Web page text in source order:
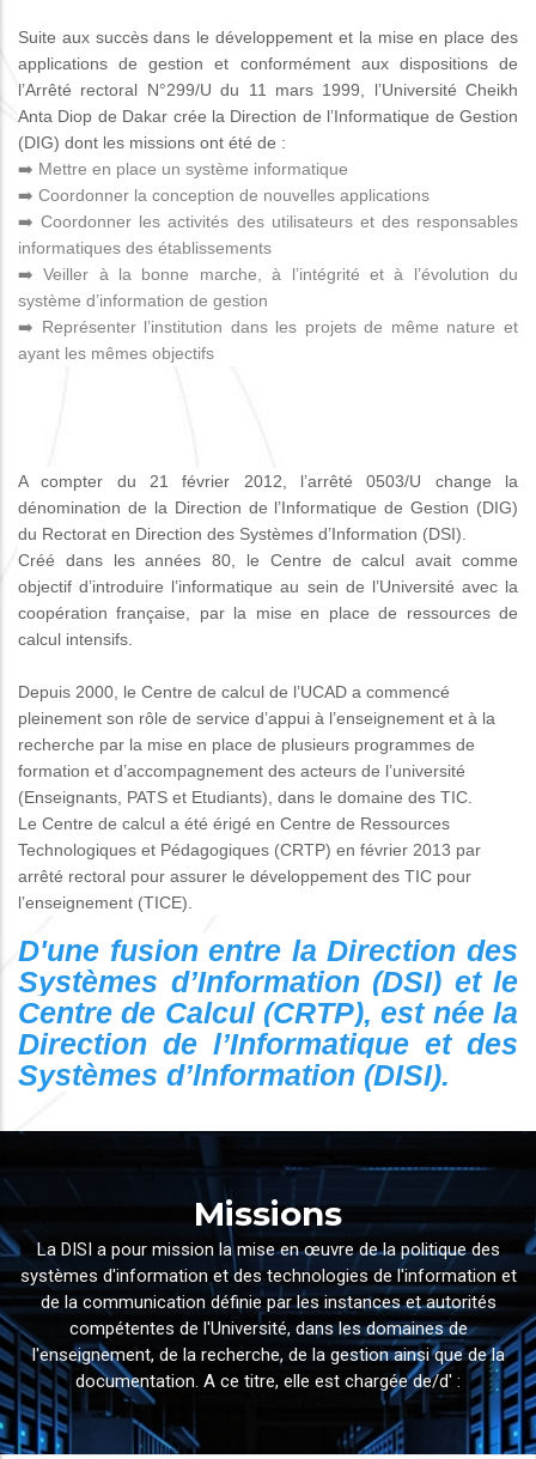
Suite aux succès dans le développement et la mise en place des
applications de gestion et conformément aux dispositions de
l’Arrêté rectoral N°299/U du 11 mars 1999, l’Université Cheikh
Anta Diop de Dakar crée la Direction de l’Informatique de Gestion
(DIG) dont les missions ont été de :
➡️ Mettre en place un système informatique
➡️ Coordonner la conception de nouvelles applications
➡️ Coordonner les activités des utilisateurs et des responsables
informatiques des établissements
➡️ Veiller à la bonne marche, à l’intégrité et à l’évolution du
système d’information de gestion
➡️ Représenter l’institution dans les projets de même nature et
ayant les mêmes objectifs
A compter du 21 février 2012, l’arrêté 0503/U change la
dénomination de la Direction de l’Informatique de Gestion (DIG)
du Rectorat en Direction des Systèmes d’Information (DSI).
Créé dans les années 80, le Centre de calcul avait comme
objectif d’introduire l’informatique au sein de l’Université avec la
coopération française, par la mise en place de ressources de
calcul intensifs.
Depuis 2000, le Centre de calcul de l’UCAD a commencé
pleinement son rôle de service d’appui à l’enseignement et à la
recherche par la mise en place de plusieurs programmes de
formation et d’accompagnement des acteurs de l’université
(Enseignants, PATS et Etudiants), dans le domaine des TIC.
Le Centre de calcul a été érigé en Centre de Ressources
Technologiques et Pédagogiques (CRTP) en février 2013 par
arrêté rectoral pour assurer le développement des TIC pour
l’enseignement (TICE).
D'une fusion entre la Direction des
Systèmes d’Information (DSI) et le
Centre de Calcul (CRTP), est née la
Direction de l’Informatique et des
Systèmes d’lnformation (DISI).
Missions
La DISI a pour mission la mise en œuvre de la politique des
systèmes d'information et des technologies de l'information et
de la communication définie par les instances et autorités
compétentes de l'Université, dans les domaines de
l'enseignement, de la recherche, de la gestion ainsi que de la
documentation. A ce titre, elle est chargée de/d' :